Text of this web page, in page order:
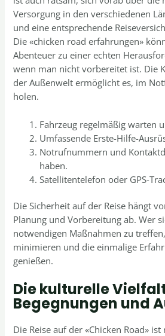
Versorgung in den verschiedenen
und eine entsprechende
Die «chicken road erfahrungen»
Abenteuer zu einer echten
wenn man nicht vorbereitet ist. Die
der Außenwelt ermöglicht es, im
holen.
Fahrzeug regelmäßig warten
Umfassende Erste-Hilfe-
Notrufnummern und
haben.
Satellitentelefon oder GPS-
Die Sicherheit auf der Reise hängt
Planung und Vorbereitung ab. Wer
notwendigen Maßnahmen zu
minimieren und die einmalige
genießen.
Die kulturelle
Begegnungen und
Die Reise auf der «Chicken Road»